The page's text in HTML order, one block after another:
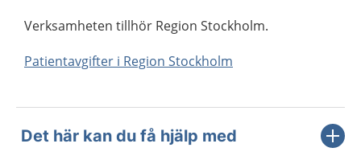
Verksamheten tillhör Region Stockholm.
Patientavgifter i Region Stockholm
Det här kan du få hjälp med